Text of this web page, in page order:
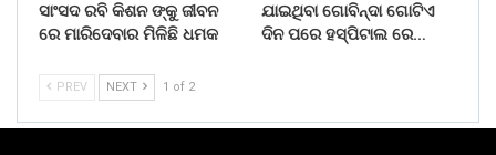
ସାଂସଦ ରବି କିଶନ ଙ୍କୁ ଜୀବନ
ରେ ମାରିଦେବାର ମିଳିଛି ଧମକ
ଯାଇଥିବା ଗୋବିନ୍ଦା ଗୋଟିଏ
ଦିନ ପରେ ହସ୍ପିଟାଲ ରେ…
PREV NEXT 1 of 2